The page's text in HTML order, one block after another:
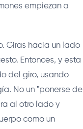
empiezan a
Giras hacia un lado
Entonces, y esta
del giro, usando
No un "ponerse de
al otro lado y
como un